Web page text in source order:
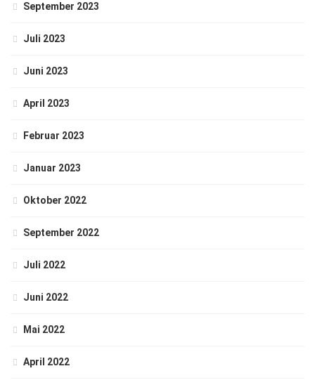
September 2023
Juli 2023
Juni 2023
April 2023
Februar 2023
Januar 2023
Oktober 2022
September 2022
Juli 2022
Juni 2022
Mai 2022
April 2022